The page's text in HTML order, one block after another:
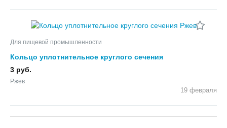
Для пищевой промышленности
Кольцо уплотнительное круглого сечения
3 руб.
Ржев
19 февраля